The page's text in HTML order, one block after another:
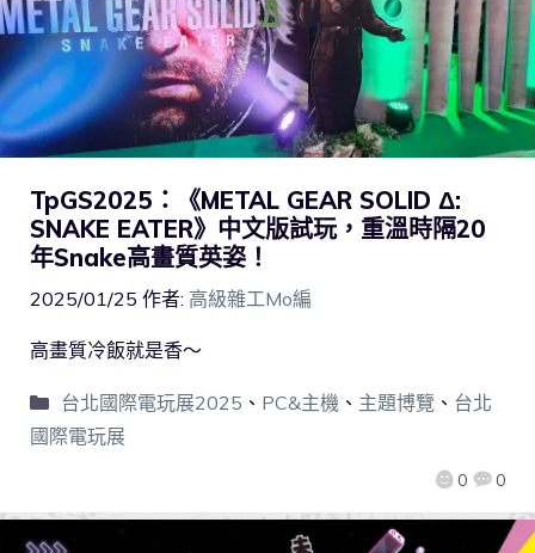
TpGS2025：《METAL GEAR SOLID Δ:
SNAKE EATER》中文版試玩，重溫時隔20
年Snake高畫質英姿！
2025/01/25 作者: 高級雜工Mo編
0 0
高畫質冷飯就是香～
台北國際電玩展2025 、 PC&主機、 主題博覽 、 台北
國際電玩展